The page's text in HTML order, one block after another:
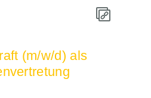
(m/w/d) als